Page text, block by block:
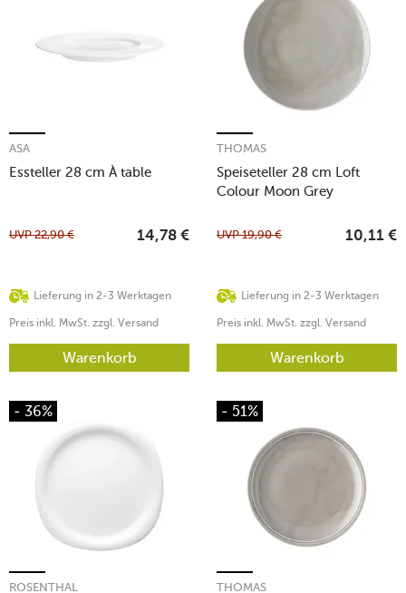
Essteller 28 cm À table
ASA
Lieferung in 2-3 Werktagen
UVP22,90 € 14,78 €
Preis inkl. MwSt. zzgl. Versand
Warenkorb
Speiseteller 28 cm Loft
Colour Moon Grey
THOMAS
Lieferung in 2-3 Werktagen
UVP19,90 € 10,11 €
Preis inkl. MwSt. zzgl. Versand
Warenkorb
- 36%
ROSENTHAL
- 51%
THOMAS